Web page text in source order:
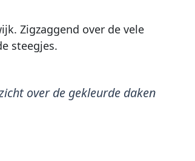
Zigzaggend over de vele
steegjes.
over de gekleurde daken